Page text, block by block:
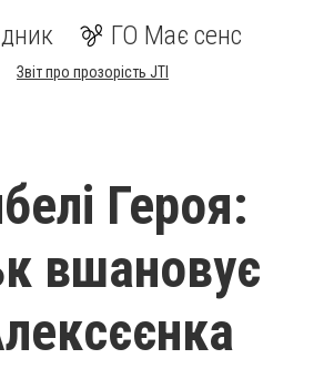
ГО Має сенс
Звіт про прозорість JTI
Героя:
вшановує